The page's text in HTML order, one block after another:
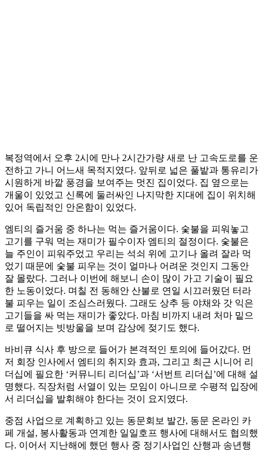
복정역에서 오후 2시에 만나 2시간가량 새로 난 고속도로를 운
전하고 가니 어느새 목적지였다. 앞뒤로 넓은 풀밭과 통유리가
시원하게 바깥 풍경을 보여주는 멋진 집이었다. 집 옆으로는
개울이 있었고 신록에 둘러싸인 나지막한 지대에 집이 위치해
있어 독립적인 안온함이 있었다.
엠티의 즐거움 중 하나는 먹는 즐거움이다. 숯불을 피워놓고
고기를 구워 먹는 재미가 필수이자 엠티의 절정이다. 숯불은
늘 주인이 피워주었고 우리는 석쇠 위에 고기나 올려 잘라 먹
었기 때문에 숯불 피우는 것이 얼마나 어려운 것인지 그동안
잘 몰랐다. 그러나 이번에 해보니 손이 많이 가고 기술이 필요
한 노동이었다. 며칠 전 동해안 산불로 연일 시끄러웠던 터라
불 피우는 일이 조심스러웠다. 그래도 상추 등 야채와 갓 익은
고기들을 싸 먹는 재미가 좋았다. 마침 비까지 내려 처마 밑으
로 떨어지는 빗방울을 보며 감상에 젖기도 했다.
바비큐 식사 후 방으로 들어가 본격적인 토의에 들어갔다. 먼
저 회장 인사에서 엠티의 취지와 효과, 그리고 최근 시니어 리
더십에 필요한 ‘커뮤니티 리더십’과 ‘서번트 리더십’에 대해 설
명했다. 직장처럼 서열이 있는 모임이 아니므로 수평적 입장에
서 리더십을 발휘해야 한다는 것이 요지였다.
중점 사업으로 계획하고 있는 동문회보 발간, 동문 온라인 카
페 개설, 봉사활동과 연계한 일일호프 행사에 대해서도 협의했
다. 이어서 지난해에 했던 행사 중 정기사업인 산행과 송년행